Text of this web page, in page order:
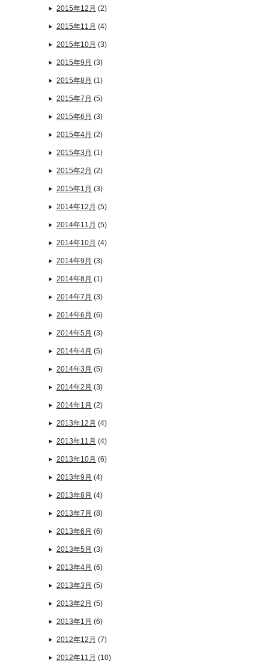
2015年12月 (2)
2015年11月 (4)
2015年10月 (3)
2015年9月 (3)
2015年8月 (1)
2015年7月 (5)
2015年6月 (3)
2015年4月 (2)
2015年3月 (1)
2015年2月 (2)
2015年1月 (3)
2014年12月 (5)
2014年11月 (5)
2014年10月 (4)
2014年9月 (3)
2014年8月 (1)
2014年7月 (3)
2014年6月 (6)
2014年5月 (3)
2014年4月 (5)
2014年3月 (5)
2014年2月 (3)
2014年1月 (2)
2013年12月 (4)
2013年11月 (4)
2013年10月 (6)
2013年9月 (4)
2013年8月 (4)
2013年7月 (8)
2013年6月 (6)
2013年5月 (3)
2013年4月 (6)
2013年3月 (5)
2013年2月 (5)
2013年1月 (6)
2012年12月 (7)
2012年11月 (10)